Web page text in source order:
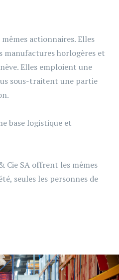
actionnaires. Elles
manufactures horlogères et
Elles emploient une
sous-traitent une partie
base logistique et
Cie SA offrent les mêmes
seules les personnes de